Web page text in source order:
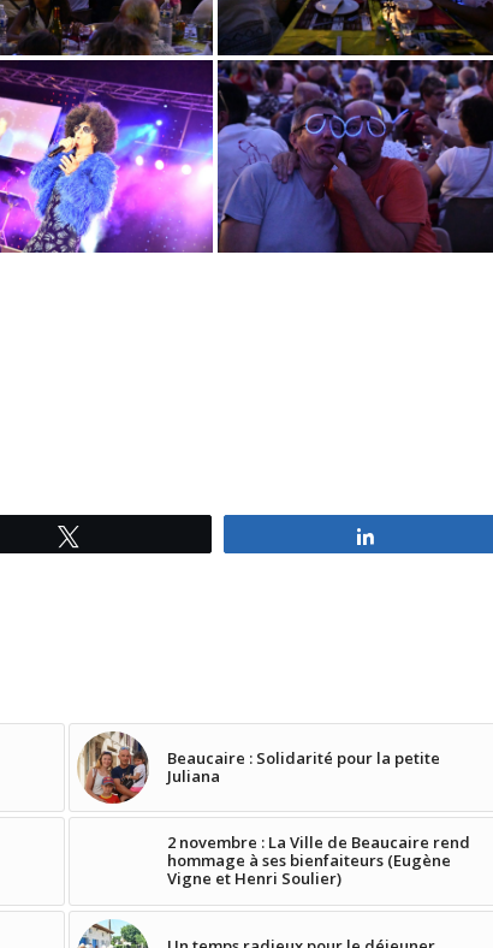
Beaucaire : Solidarité pour la petite
Juliana
2 novembre : La Ville de Beaucaire rend
hommage à ses bienfaiteurs (Eugène
Vigne et Henri Soulier)